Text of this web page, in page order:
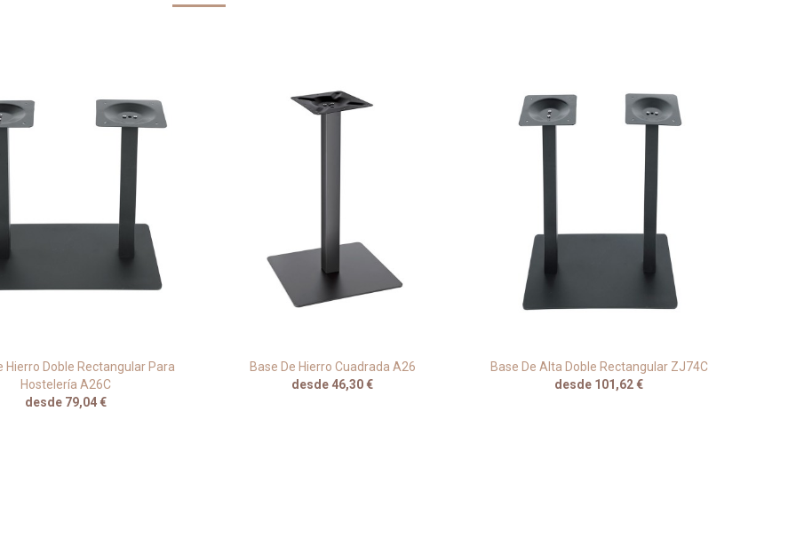
Hierro Doble Rectangular Para
Hostelería A26C
desde 79,04 €
Base De Hierro Cuadrada A26
desde 46,30 €
Base De Alta Doble Rectangular ZJ74C
desde 101,62 €